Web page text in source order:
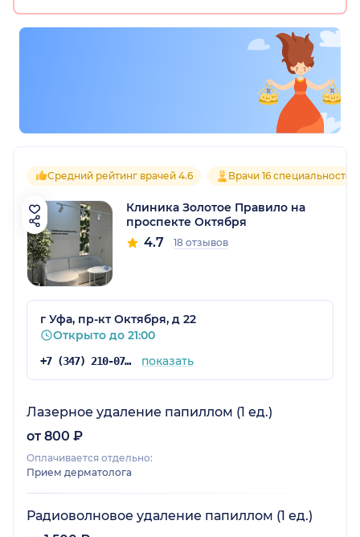
Средний рейтинг врачей 4.6 Врачи 16 специальностей
Клиника Золотое Правило на
проспекте Октября
4.7 18 отзывов
г Уфа, пр-кт Октября, д 22
Открыто до 21:00
+7 (347) 210-07-63 показать
Лазерное удаление папиллом (1 ед.)
от 800 ₽
Оплачивается отдельно:
Прием дерматолога
Радиоволновое удаление папиллом (1 ед.)